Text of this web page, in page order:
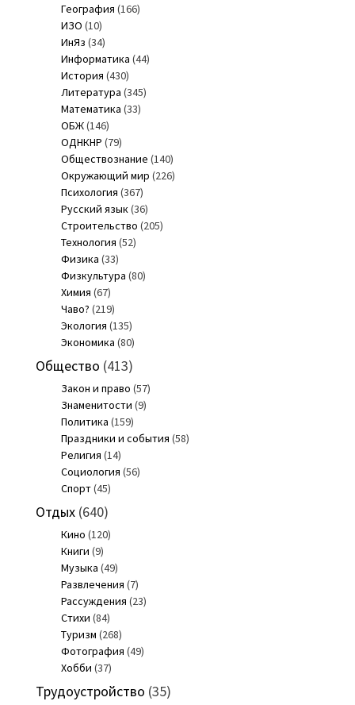
География (166)
ИЗО (10)
ИнЯз (34)
Информатика (44)
История (430)
Литература (345)
Математика (33)
ОБЖ(146)
ОДНКНР (79)
Обществознание (140)
Окружающий мир (226)
Психология (367)
Русский язык (36)
Строительство (205)
Технология (52)
Физика (33)
Физкультура (80)
Химия (67)
Чаво? (219)
Экология (135)
Экономика (80)
Общество (413)
Закон и право (57)
Знаменитости (9)
Политика (159)
Праздники и события (58)
Религия (14)
Социология (56)
Спорт(45)
Отдых(640)
Кино (120)
Книги (9)
Музыка (49)
Развлечения (7)
Рассуждения (23)
Стихи (84)
Туризм (268)
Фотография (49)
Хобби (37)
Трудоустройство (35)